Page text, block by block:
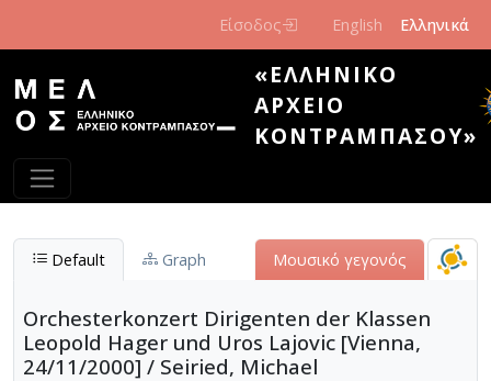
Είσοδος English Ελληνικά
«ΕΛΛΗΝΙΚΌ
ΑΡΧΕΊΟ
ΚΟΝΤΡΑΜΠΆΣΟΥ»
Default Graph Μουσικό γεγονός
Orchesterkonzert Dirigenten der Klassen
Leopold Hager und Uros Lajovic [Vienna,
24/11/2000] / Seiried, Michael